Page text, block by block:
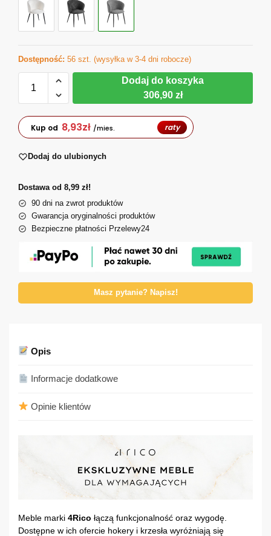
Dostępność: 56 szt. (wysyłka w 3-4 dni robocze)
Dodaj do koszyka
306,90 zł
Kup od 8,93zł /mies. raty
Dodaj do ulubionych
Dostawa od 8,99 zł!
90 dni na zwrot produktów
Gwarancja oryginalności produktów
Bezpieczne płatności Przelewy24
Masz pytanie? Napisz!
Opis
Informacje dodatkowe
Opinie klientów
Meble marki 4Rico łączą funkcjonalność oraz wygodę.
Dostępne w ich ofercie hokery i krzesła wyróżniają się